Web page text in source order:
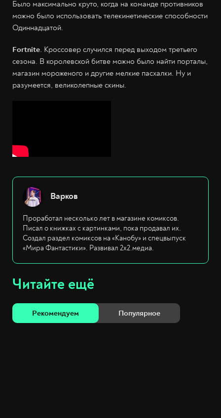
Было максимально круто, когда на команде противников
можно было использовать телекинетические способности
Одиннадцатой.
Fortnite. Кроссовер случился перед выходом третьего
сезона. В королевской битве можно было найти порталы,
магазин мороженого и другие мелкие пасхалки. Ну и
разумеется, великолепные скины.
Варков
Проработал несколько лет в магазине комиксов.
Писал о книжках с картинками, пока продавал их.
Создал раздел комиксов на «Канобу» и спецвыпуск
«Мира Фантастики». Развивал 2х2.медиа.
Читайте ещё
Рекомендуем Популярное